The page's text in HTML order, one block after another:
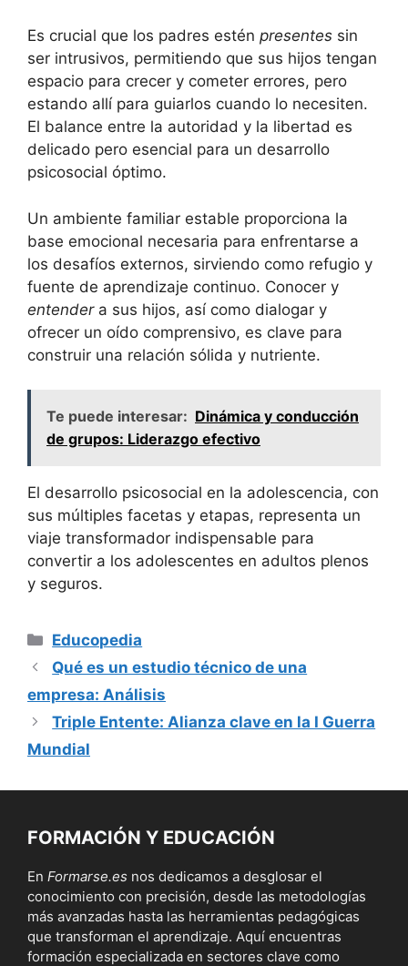
Es crucial que los padres estén presentes sin
ser intrusivos, permitiendo que sus hijos tengan
espacio para crecer y cometer errores, pero
estando allí para guiarlos cuando lo necesiten.
El balance entre la autoridad y la libertad es
delicado pero esencial para un desarrollo
psicosocial óptimo.
Un ambiente familiar estable proporciona la
base emocional necesaria para enfrentarse a
los desafíos externos, sirviendo como refugio y
fuente de aprendizaje continuo. Conocer y
entendera sus hijos, así como dialogar y
ofrecer un oído comprensivo, es clave para
construir una relación sólida y nutriente.
Te puede interesar: Dinámica y conducción
de grupos: Liderazgo efectivo
El desarrollo psicosocial en la adolescencia, con
sus múltiples facetas y etapas, representa un
viaje transformador indispensable para
convertir a los adolescentes en adultos plenos
y seguros.
Categorías
Educopedia
Qué es un estudio técnico de una
empresa: Análisis
Triple Entente: Alianza clave en la I Guerra
Mundial
FORMACIÓN Y EDUCACIÓN
En Formarse.es nos dedicamos a desglosar el
conocimiento con precisión, desde las metodologías
más avanzadas hasta las herramientas pedagógicas
que transforman el aprendizaje. Aquí encuentras
formación especializada en sectores clave como